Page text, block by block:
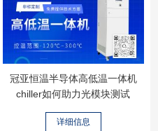
冠亚恒温半导体高低温一体机
chiller如何助力光模块测试
详细信息